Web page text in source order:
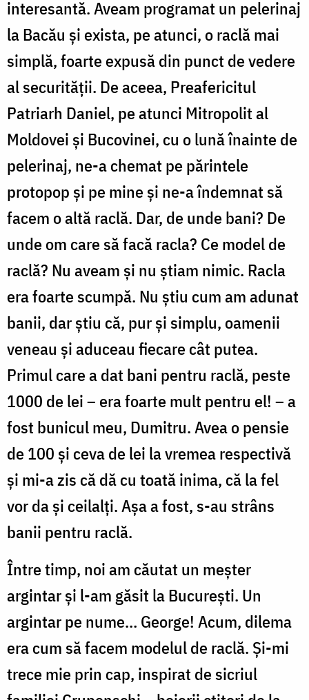
interesantă. Aveam programat un pelerinaj
la Bacău și exista, pe atunci, o raclă mai
simplă, foarte expusă din punct de vedere
al securității. De aceea, Preafericitul
Patriarh Daniel, pe atunci Mitropolit al
Moldovei și Bucovinei, cu o lună înainte de
pelerinaj, ne-a chemat pe părintele
protopop și pe mine și ne-a îndemnat să
facem o altă raclă. Dar, de unde bani? De
unde om care să facă racla? Ce model de
raclă? Nu aveam și nu știam nimic. Racla
era foarte scumpă. Nu știu cum am adunat
banii, dar știu că, pur și simplu, oamenii
veneau și aduceau fiecare cât putea.
Primul care a dat bani pentru raclă, peste
1000 de lei – era foarte mult pentru el! – a
fost bunicul meu, Dumitru. Avea o pensie
de 100 și ceva de lei la vremea respectivă
și mi-a zis că dă cu toată inima, că la fel
vor da și ceilalți. Așa a fost, s-au strâns
banii pentru raclă.
Între timp, noi am căutat un meșter
argintar și l-am găsit la București. Un
argintar pe nume… George! Acum, dilema
era cum să facem modelul de raclă. Și-mi
trece mie prin cap, inspirat de sicriul